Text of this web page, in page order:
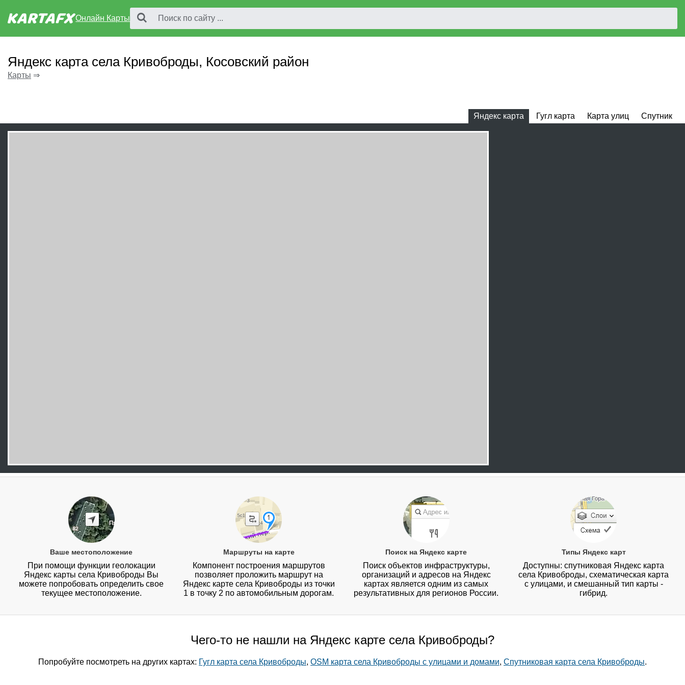
Онлайн Карты
Яндекс карта села Кривоброды, Косовский район
Карты ⇒
Яндекс карта Гугл карта Карта улиц Спутник
Ваше местоположение
При помощи функции геолокации
Яндекс карты села Кривоброды Вы
можете попробовать определить свое
текущее местоположение.
Маршруты на карте
Компонент построения маршрутов
позволяет проложить маршрут на
Яндекс карте села Кривоброды из точки
1 в точку 2 по автомобильным дорогам.
Поиск на Яндекс карте
Поиск объектов инфраструктуры,
организаций и адресов на Яндекс
картах является одним из самых
результативных для регионов России.
Типы Яндекс карт
Доступны: спутниковая Яндекс карта
села Кривоброды, схематическая карта
с улицами, и смешанный тип карты -
гибрид.
Чего-то не нашли на Яндекс карте села Кривоброды?
Попробуйте посмотреть на других картах: Гугл карта села Кривоброды, OSM карта села Кривоброды с улицами и домами, Спутниковая карта села Кривоброды.